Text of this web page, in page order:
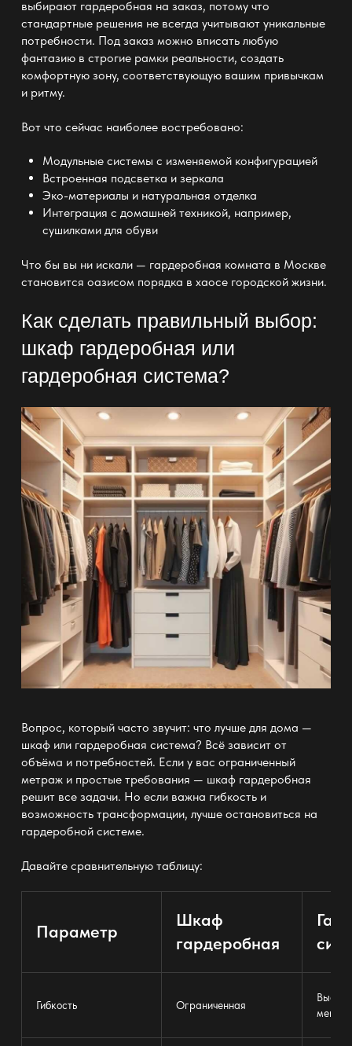
выбирают гардеробная на заказ, потому что
стандартные решения не всегда учитывают уникальные
потребности. Под заказ можно вписать любую
фантазию в строгие рамки реальности, создать
комфортную зону, соответствующую вашим привычкам
и ритму.
Вот что сейчас наиболее востребовано:
Модульные системы с изменяемой конфигурацией
Встроенная подсветка и зеркала
Эко-материалы и натуральная отделка
Интеграция с домашней техникой, например,
сушилками для обуви
Что бы вы ни искали — гардеробная комната в Москве
становится оазисом порядка в хаосегородской жизни.
Как сделать правильный выбор:
шкаф гардеробная или
гардеробная система?
Вопрос, который часто звучит: что лучше для дома —
шкаф или гардеробная система? Всё зависит от
объёма и потребностей. Если у вас ограниченный
метраж и простые требования — шкаф гардеробная
решит все задачи. Но если важна гибкость и
возможность трансформации, лучше остановиться на
гардеробной системе.
Давайте сравнительную таблицу:
Параметр
Шкаф
гардеробная
Гибкость Ограниченная